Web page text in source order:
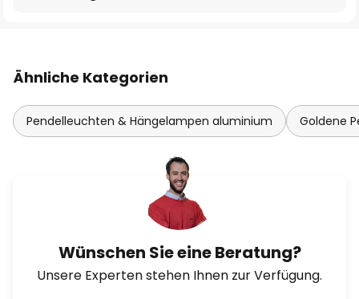
Ähnliche Kategorien
Pendelleuchten & Hängelampen aluminium Goldene
Wünschen Sie eine Beratung?
Unsere Experten stehen Ihnen zur Verfügung.